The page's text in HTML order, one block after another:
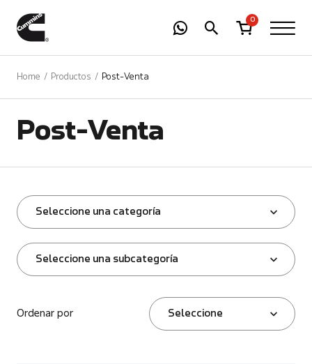
0
Home Productos Post-Venta
Post-Venta
Seleccione una categoría
Seleccione una subcategoría
Ordenar por Seleccione